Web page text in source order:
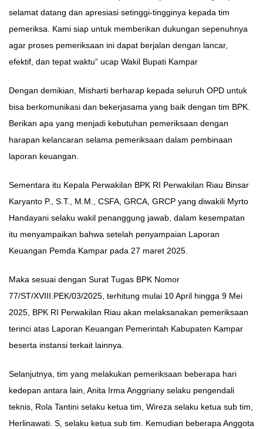
selamat datang dan apresiasi setinggi-tingginya kepada tim
pemeriksa. Kami siap untuk memberikan dukungan sepenuhnya
agar proses pemeriksaan ini dapat berjalan dengan lancar,
efektif, dan tepat waktu” ucap Wakil Bupati Kampar
Dengan demikian, Misharti berharap kepada seluruh OPD untuk
bisa berkomunikasi dan bekerjasama yang baik dengan tim BPK.
Berikan apa yang menjadi kebutuhan pemeriksaan dengan
harapan kelancaran selama pemeriksaan dalam pembinaan
laporan keuangan.
Sementara itu Kepala Perwakilan BPK RI Perwakilan Riau Binsar
Karyanto P., S.T., M.M., CSFA, GRCA, GRCP yang diwakili Myrto
Handayani selaku wakil penanggung jawab, dalam kesempatan
itu menyampaikan bahwa setelah penyampaian Laporan
Keuangan Pemda Kampar pada 27 maret 2025.
Maka sesuai dengan Surat Tugas BPK Nomor
77/ST/XVIII.PEK/03/2025, terhitung mulai 10 April hingga 9 Mei
2025, BPK RI Perwakilan Riau akan melaksanakan pemeriksaan
terinci atas Laporan Keuangan Pemerintah Kabupaten Kampar
beserta instansi terkait lainnya.
Selanjutnya, tim yang melakukan pemeriksaan beberapa hari
kedepan antara lain, Anita Irma Anggriany selaku pengendali
teknis, Rola Tantini selaku ketua tim, Wireza selaku ketua sub tim,
Herlinawati. S, selaku ketua sub tim. Kemudian beberapa Anggota